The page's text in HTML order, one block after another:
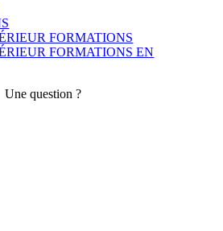
FORMATIONS
FORMATIONS EN
Une question ?